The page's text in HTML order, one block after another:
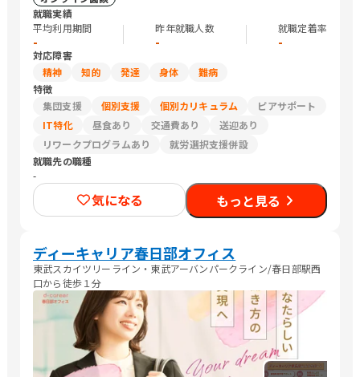
就職実績
平均利用期間
-
昨年就職人数
-
就職定着率
-
対応障害
精神
知的 発達 身体
難病
特徴
集団支援
個別支援 個別カリキュラム
ピアサポート
IT特化
昼食あり 交通費あり
送迎あり
リワークプログラムあり
就労選択支援併設
就職先の職種
-
気になる もっと見る
ディーキャリア春日部オフィス
東武スカイツリーライン・東武アーバンパークライン/春日部駅西
口から徒歩１分